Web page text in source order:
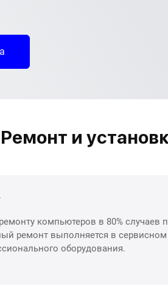
Ремонт и
компьютеров в 80% случаев
ремонт выполняется в сервисном
оборудования.